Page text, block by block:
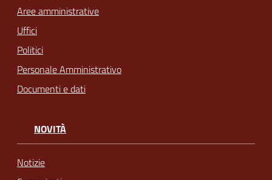
Aree amministrative
Uffici
Politici
Personale Amministrativo
Documenti e dati
NOVITÀ
Notizie